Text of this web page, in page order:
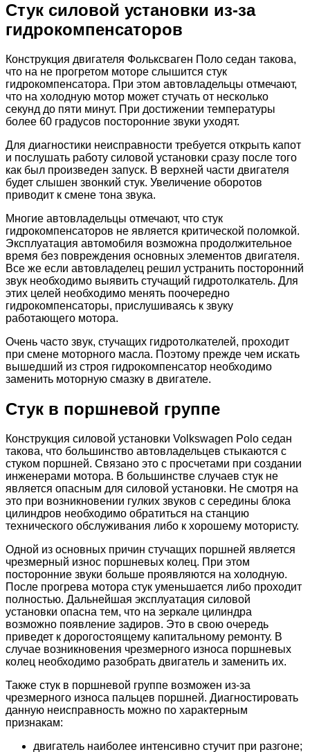
Стук силовой установки из-за
гидрокомпенсаторов
Конструкция двигателя Фольксваген Поло седан такова,
что на не прогретом моторе слышится стук
гидрокомпенсатора. При этом автовладельцы отмечают,
что на холодную мотор может стучать от несколько
секунд до пяти минут. При достижении температуры
более 60 градусов посторонние звуки уходят.
Для диагностики неисправности требуется открыть капот
и послушать работу силовой установки сразу после того
как был произведен запуск. В верхней части двигателя
будет слышен звонкий стук. Увеличение оборотов
приводит к смене тона звука.
Многие автовладельцы отмечают, что стук
гидрокомпенсаторов не является критической поломкой.
Эксплуатация автомобиля возможна продолжительное
время без повреждения основных элементов двигателя.
Все же если автовладелец решил устранить посторонний
звук необходимо выявить стучащий гидротолкатель. Для
этих целей необходимо менять поочередно
гидрокомпенсаторы, прислушиваясь к звуку
работающего мотора.
Очень часто звук, стучащих гидротолкателей, проходит
при смене моторного масла. Поэтому прежде чем искать
вышедший из строя гидрокомпенсатор необходимо
заменить моторную смазку в двигателе.
Стук в поршневой группе
Конструкция силовой установки Volkswagen Polo седан
такова, что большинство автовладельцев стыкаются с
стуком поршней. Связано это с просчетами при создании
инженерами мотора. В большинстве случаев стук не
является опасным для силовой установки. Не смотря на
это при возникновении гулких звуков с середины блока
цилиндров необходимо обратиться на станцию
технического обслуживания либо к хорошему мотористу.
Одной из основных причин стучащих поршней является
чрезмерный износ поршневых колец. При этом
посторонние звуки больше проявляются на холодную.
После прогрева мотора стук уменьшается либо проходит
полностью. Дальнейшая эксплуатация силовой
установки опасна тем, что на зеркале цилиндра
возможно появление задиров. Это в свою очередь
приведет к дорогостоящему капитальному ремонту. В
случае возникновения чрезмерного износа поршневых
колец необходимо разобрать двигатель и заменить их.
Также стук в поршневой группе возможен из-за
чрезмерного износа пальцев поршней. Диагностировать
данную неисправность можно по характерным
признакам:
двигатель наиболее интенсивно стучит при разгоне;